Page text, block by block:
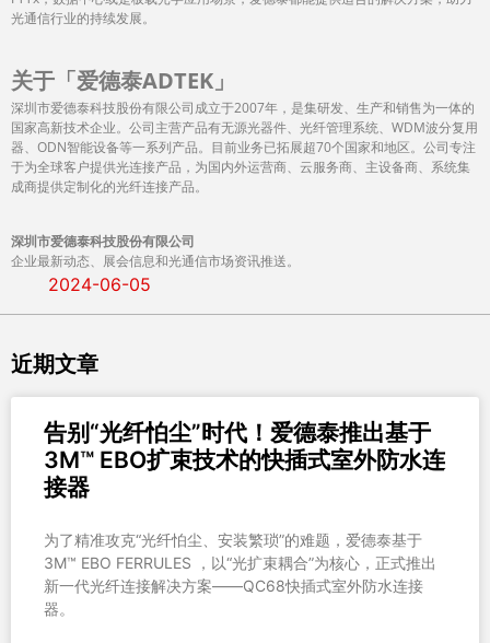
光通信行业的持续发展。
关于「爱德泰ADTEK」
深圳市爱德泰科技股份有限公司成立于2007年，是集研发、生产和销售为一体的
国家高新技术企业。公司主营产品有无源光器件、光纤管理系统、WDM波分复用
器、ODN智能设备等一系列产品。目前业务已拓展超70个国家和地区。公司专注
于为全球客户提供光连接产品，为国内外运营商、云服务商、主设备商、系统集
成商提供定制化的光纤连接产品。
深圳市爱德泰科技股份有限公司
企业最新动态、展会信息和光通信市场资讯推送。
2024-06-05
近期文章
告别“光纤怕尘”时代！爱德泰推出基于
3M™ EBO扩束技术的快插式室外防水连
接器
为了精准攻克“光纤怕尘、安装繁琐”的难题，爱德泰基于
3M™ EBO FERRULES ，以“光扩束耦合”为核心，正式推出
新一代光纤连接解决方案——QC68快插式室外防水连接
器。